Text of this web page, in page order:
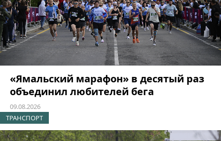
«Ямальский марафон» в десятый раз
объединил любителей бега
09.08.2026
ТРАНСПОРТ